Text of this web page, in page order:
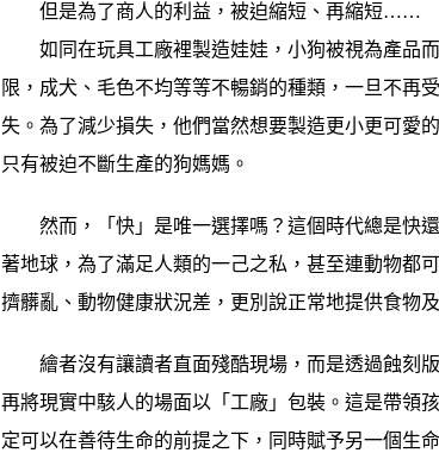
但是為了商人的利益，被迫縮短、再縮短……
如同在玩具工廠裡製造娃娃，小狗被視為產品而
限，成犬、毛色不均等等不暢銷的種類，一旦不再
失。為了減少損失，他們當然想要製造更小更可
只有被迫不斷生產的狗媽媽。
然而，「快」是唯一選擇嗎？這個時代總是快還
著地球，為了滿足人類的一己之私，甚至連動物都
擠髒亂、動物健康狀況差，更別說正常地提供食
繪者沒有讓讀者直面殘酷現場，而是透過蝕刻版
再將現實中駭人的場面以「工廠」包裝。這是帶領
定可以在善待生命的前提之下，同時賦予另一個生